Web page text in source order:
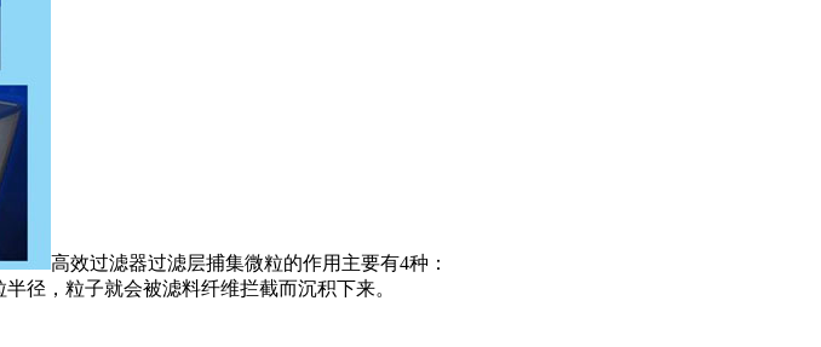
高效过滤器过滤层捕集微粒的作用主要有4种：
径，粒子就会被滤料纤维拦截而沉积下来。